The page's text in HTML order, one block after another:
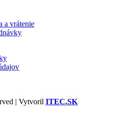
a vrátenie
| Vytvoril ITEC.SK